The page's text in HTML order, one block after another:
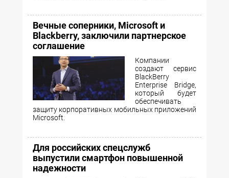
Вечные соперники, Microsoft и
Blackberry, заключили партнерское
соглашение
Компании
создают сервис
BlackBerry
Enterprise Bridge,
который будет
обеспечивать
защиту корпоративных мобильных приложений
Microsoft.
Для российских спецслужб
выпустили смартфон повышенной
надежности